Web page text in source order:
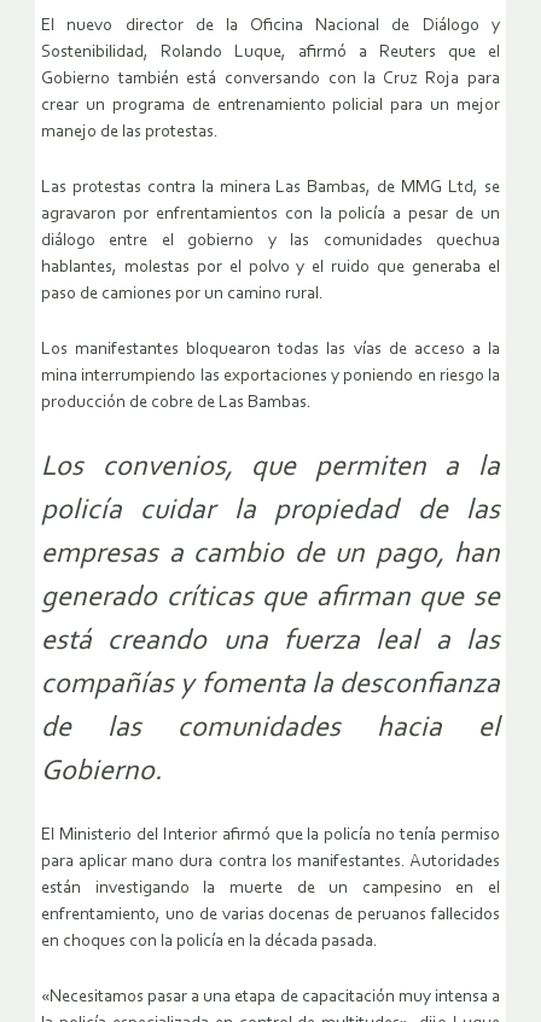
El nuevo director de la Oficina Nacional de Diálogo y
Sostenibilidad, Rolando Luque, afirmó a Reuters que el
Gobierno también está conversando con la Cruz Roja para
crear un programa de entrenamiento policial para un mejor
manejo de las protestas.
Las protestas contra la minera Las Bambas, de MMG Ltd, se
agravaron por enfrentamientos con la policía a pesar de un
diálogo entre el gobierno y las comunidades quechua
hablantes, molestas por el polvo y el ruido que generaba el
paso de camiones por un camino rural.
Los manifestantes bloquearon todas las vías de acceso a la
mina interrumpiendo las exportaciones y poniendo en riesgo la
producción de cobre de Las Bambas.
Los convenios, que permiten a la
policía cuidar la propiedad de las
empresas a cambio de un pago, han
generado críticas que afirman que se
está creando una fuerza leal a las
compañías y fomenta la desconfianza
de las comunidades hacia el
Gobierno.
El Ministerio del Interior afirmó que la policía no tenía permiso
para aplicar mano dura contra los manifestantes. Autoridades
están investigando la muerte de un campesino en el
enfrentamiento, uno de varias docenas de peruanos fallecidos
en choques con la policía en la década pasada.
«Necesitamos pasar a una etapa de capacitación muy intensa a